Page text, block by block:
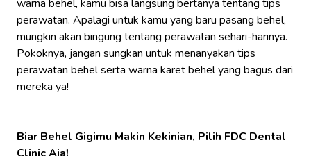
warna behel, kamu bisa langsung bertanya tentang tips
perawatan. Apalagi untuk kamu yang baru pasang behel,
mungkin akan bingung tentang perawatan sehari-harinya.
Pokoknya, jangan sungkan untuk menanyakan tips
perawatan behel serta warna karet behel yang bagus dari
mereka ya!
Biar Behel Gigimu Makin Kekinian, Pilih FDC Dental